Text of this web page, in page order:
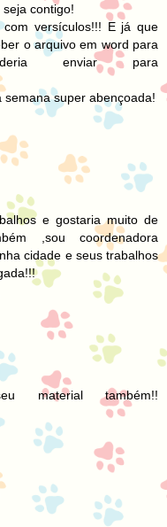
seja contigo!
versículos!!! E já que
o arquivo em word para
enviar para
semana super abençoada!
e gostaria muito de
,sou coordenadora
cidade e seus trabalhos
material também!!